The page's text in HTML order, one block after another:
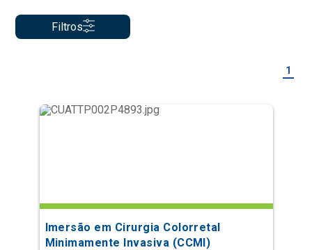
Filtros
1
Imersão em Cirurgia Colorretal
Minimamente Invasiva (CCMI)